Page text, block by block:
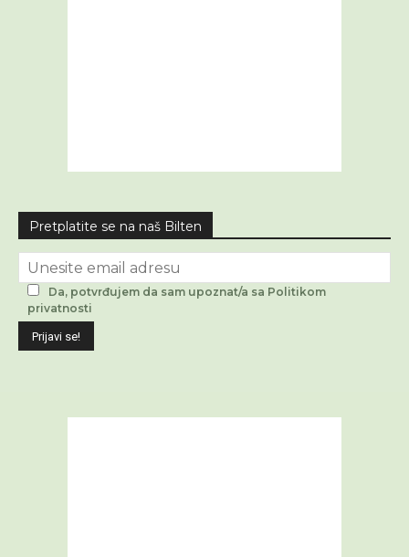
Pretplatite se na naš Bilten
Da, potvrđujem da sam upoznat/a sa Politikom
privatnosti